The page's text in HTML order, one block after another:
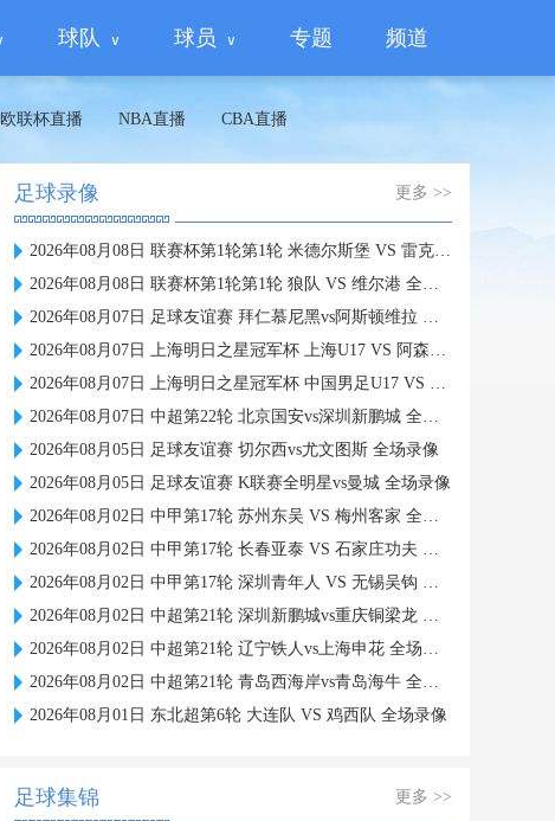
球队 球员 专题 频道
欧联杯直播 NBA直播 CBA直播
足球录像 更多 >>
2026年08月08日 联赛杯第1轮第1轮 米德尔斯堡 VS 雷克瑟姆 全场录像
2026年08月08日 联赛杯第1轮第1轮 狼队 VS 维尔港 全场录像
2026年08月07日 足球友谊赛 拜仁慕尼黑vs阿斯顿维拉 全场录像
2026年08月07日 上海明日之星冠军杯 上海U17 VS 阿森纳U17 全场录像
2026年08月07日 上海明日之星冠军杯 中国男足U17 VS 河床U17 全场录像
2026年08月07日 中超第22轮 北京国安vs深圳新鹏城 全场录像
2026年08月05日 足球友谊赛 切尔西vs尤文图斯 全场录像
2026年08月05日 足球友谊赛 K联赛全明星vs曼城 全场录像
2026年08月02日 中甲第17轮 苏州东吴 VS 梅州客家 全场录像
2026年08月02日 中甲第17轮 长春亚泰 VS 石家庄功夫 全场录像
2026年08月02日 中甲第17轮 深圳青年人 VS 无锡吴钩 全场录像
2026年08月02日 中超第21轮 深圳新鹏城vs重庆铜梁龙 全场录像
2026年08月02日 中超第21轮 辽宁铁人vs上海申花 全场录像
2026年08月02日 中超第21轮 青岛西海岸vs青岛海牛 全场录像
2026年08月01日 东北超第6轮 大连队 VS 鸡西队 全场录像
足球集锦 更多 >>